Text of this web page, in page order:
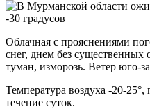
Облачная с прояснениями
снег, днем без существенных
туман, изморозь. Ветер юго-
Температура воздуха -20-
течение суток.